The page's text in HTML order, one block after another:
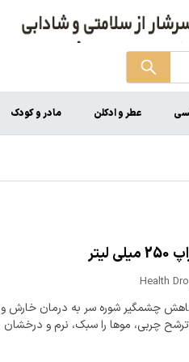
عطر و ادکلن مادر و کودک
Health
چشمگیر شوره سر به درمان خارش و
چربی، موها را سبک، نرم و